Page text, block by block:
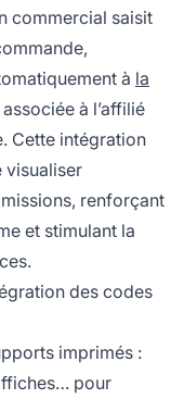
commercial saisit
à la
à l’affilié
Cette intégration
visualiser
renforçant
et stimulant la
des codes
imprimés :
pour